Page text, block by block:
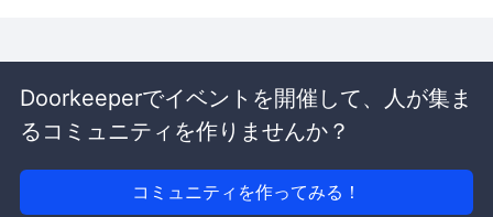
Doorkeeperでイベントを開催して、人が集ま
るコミュニティを作りませんか？
コミュニティを作ってみる！